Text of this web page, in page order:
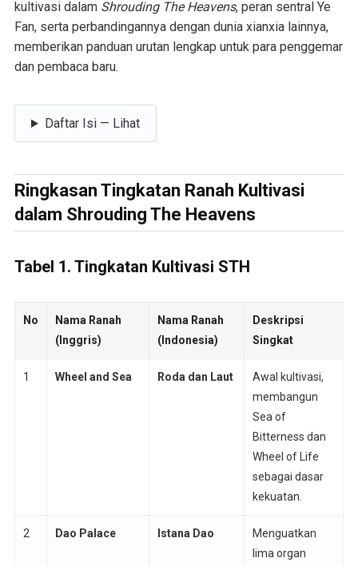
kultivasi dalam Shrouding The Heavens, peran sentral Ye
Fan, serta perbandingannya dengan dunia xianxia lainnya,
memberikan panduan urutan lengkap untuk para penggemar
dan pembaca baru.
Daftar Isi — Lihat
Ringkasan Tingkatan Ranah Kultivasi
dalam Shrouding The Heavens
Tabel 1. Tingkatan Kultivasi STH
No
Nama Ranah
(Inggris)
Nama Ranah
(Indonesia)
Deskripsi
Singkat
1 Wheel and Sea Roda dan Laut
Awal kultivasi,
membangun
Sea of
Bitterness dan
Wheel of Life
sebagai dasar
kekuatan.
2 Dao Palace Istana Dao
Menguatkan
lima organ